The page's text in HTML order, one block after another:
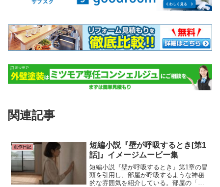
関連記事
創作日記
短編小説『壁が呼吸するとき[第1
話]』イメージムービー集
短編小説『壁が呼吸するとき』第1章の冒
頭を引用し、部屋が呼吸するような神秘
的な雰囲気を紹介している。部屋の「呼